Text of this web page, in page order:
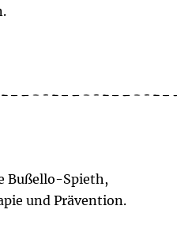
Bußello-Spieth,
und Prävention.